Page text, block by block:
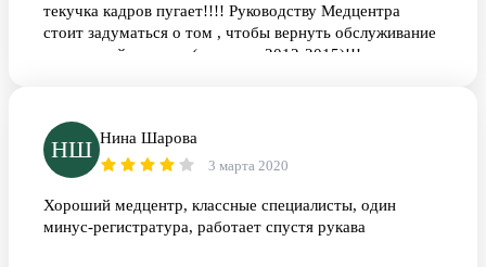
текучка кадров пугает!!!! Руководству Медцентра
стоит задуматься о том , чтобы вернуть обслуживание
на прежний уровень ( года так 2012-2015)!!!
НШ Нина Шарова
3 марта 2020
Хороший медцентр, классные специалисты, один
минус-регистратура, работает спустя рукава